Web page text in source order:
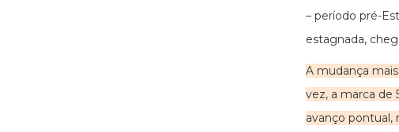
– período pré-
estagnada,
A mudança
vez, a marca de
avanço pontual,